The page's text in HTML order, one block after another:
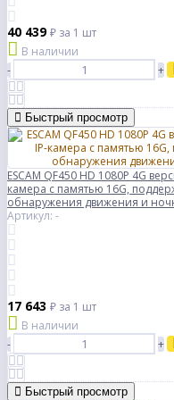
40 439₽ за 1 шт
В наличии
-
+
Быстрый просмотр
ESCAM QF450 HD 1080P 4G
камера с памятью 16G,
обнаружения движения и
Артикул: -
17 643 ₽ за 1 шт
В наличии
-
+
Быстрый просмотр